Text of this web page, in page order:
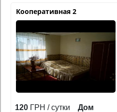
Кооперативная 2
120 ГРН / сутки Дом